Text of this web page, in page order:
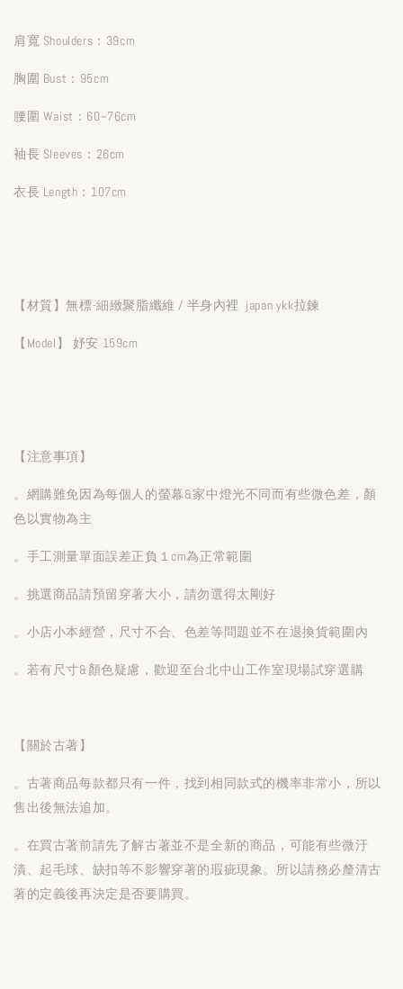
肩寬 Shoulders：39cm
胸圍 Bust：95cm
腰圍 Waist：60~76cm
袖長 Sleeves：26cm
衣長 Length：107cm
【材質】無標-細緻聚脂纖維 / 半身內裡 japan ykk拉鍊
【Model】 妤安 159cm
【注意事項】
。網購難免因為每個人的螢幕&家中燈光不同而有些微色差，顏
色以實物為主
。手工測量單面誤差正負１cm為正常範圍
。挑選商品請預留穿著大小，請勿選得太剛好
。小店小本經營，尺寸不合、色差等問題並不在退換貨範圍內
。若有尺寸&顏色疑慮，歡迎至台北中山工作室現場試穿選購
【關於古著】
。古著商品每款都只有一件，找到相同款式的機率非常小，所以
售出後無法追加。
。在買古著前請先了解古著並不是全新的商品，可能有些微汙
漬、起毛球、缺扣等不影響穿著的瑕疵現象。所以請務必釐清古
著的定義後再決定是否要購買。